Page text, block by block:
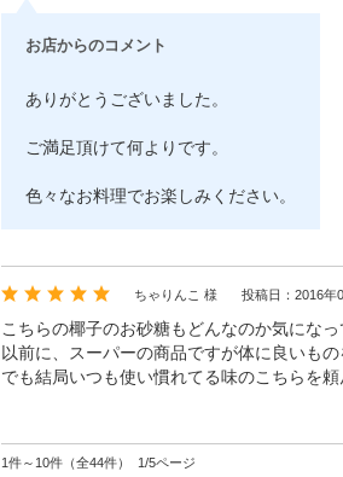
お店からのコメント
ありがとうございました。
ご満足頂けて何よりです。
色々なお料理でお楽しみください。
ちゃりんこ 様 投稿日：2016年
こちらの椰子のお砂糖もどんなのか気にな
以前に、スーパーの商品ですが体に良いも
でも結局いつも使い慣れてる味のこちらを
1件～10件（全44件） 1/5ページ